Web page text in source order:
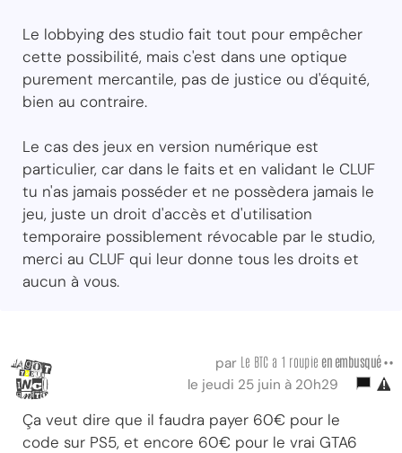
Le lobbying des studio fait tout pour empêcher
cette possibilité, mais c'est dans une optique
purement mercantile, pas de justice ou d'équité,
bien au contraire.
Le cas des jeux en version numérique est
particulier, car dans le faits et en validant le CLUF
tu n'as jamais posséder et ne possèdera jamais le
jeu, juste un droit d'accès et d'utilisation
temporaire possiblement révocable par le studio,
merci au CLUF qui leur donne tous les droits et
aucun à vous.
par Le BTC a 1 roupie en embusqué ••
le jeudi 25 juin à 20h29
Ça veut dire que il faudra payer 60€ pour le
code sur PS5, et encore 60€ pour le vrai GTA6